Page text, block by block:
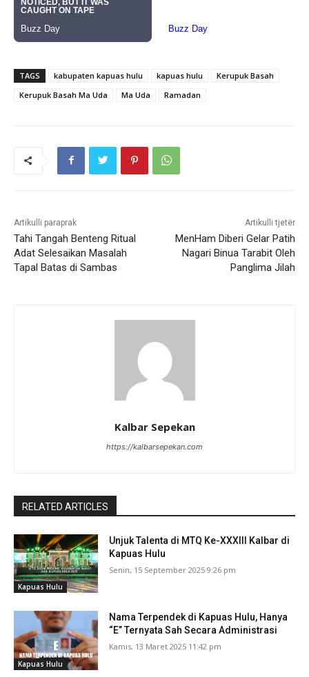
TAGS kabupaten kapuas hulu kapuas hulu
Kerupuk Basah
Kerupuk Basah Ma Uda
Ma Uda Ramadan
Artikulli paraprak
Tahi Tangah Benteng Ritual
Adat Selesaikan Masalah
Tapal Batas di Sambas
Artikulli tjetër
MenHam Diberi Gelar Patih
Nagari Binua Tarabit Oleh
Panglima Jilah
Kalbar Sepekan
https://kalbarsepekan.com
RELATED ARTICLES
Kapuas Hulu
Unjuk Talenta di MTQ Ke-XXXIII Kalbar di
Kapuas Hulu
Senin, 15 September 2025 9:26 pm
Kapuas Hulu
Nama Terpendek di Kapuas Hulu, Hanya
“E” Ternyata Sah Secara Administrasi
Kamis, 13 Maret 2025 11:42 pm